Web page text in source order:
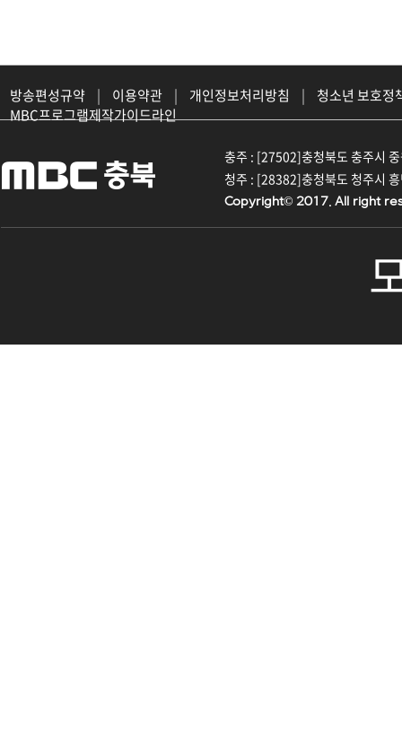
방송편성규약 | 이용약관 | 개인정보처리방침 |
청소년 보호정
MBC프로그램제작가이드라인
충주 : [27502]충청북도 충주시
청주 : [28382]충청북도 청주시
Copyright© 2017. All right